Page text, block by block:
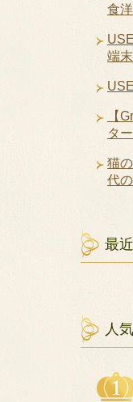
食
端
【
タ
猫
代
最
人